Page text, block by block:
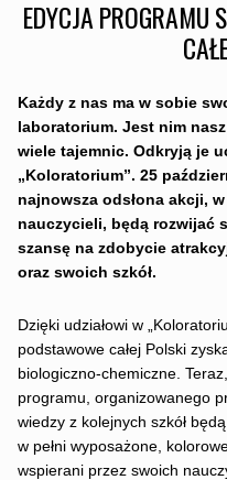
EDYCJA PROGRAMU
Każdy z nas ma w sobie
laboratorium. Jest nim
wiele tajemnic. Odkryją je
„Koloratorium”. 25
najnowsza odsłona akcji,
nauczycieli, będą rozwijać
szansę na zdobycie
oraz swoich szkół.
Dzięki udziałowi w
podstawowe całej Polski
biologiczno-chemiczne.
programu, organizowanego
wiedzy z kolejnych szkół
w pełni wyposażone,
wspierani przez swoich